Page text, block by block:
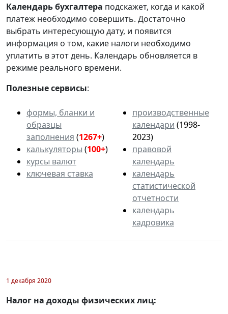
Календарьбухгалтера подскажет, когда и какой
платеж необходимо совершить. Достаточно
выбрать интересующую дату, и появится
информация о том, какие налоги необходимо
уплатить в этот день. Календарь обновляется в
режиме реального времени.
Полезные сервисы:
формы, бланки и
образцы
заполнения (1267+)
калькуляторы (100+)
курсы валют
ключевая ставка
производственные
календари (1998-
2023)
правовой
календарь
календарь
статистической
отчетности
календарь
кадровика
1 декабря 2020
Налог на доходы физических лиц: